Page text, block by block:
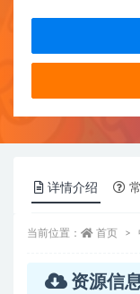
详情介绍
当前位置： 首页
资源信